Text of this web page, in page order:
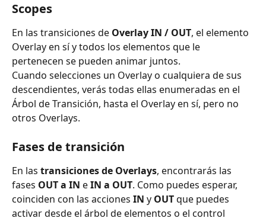
Scopes
En las transiciones de Overlay IN / OUT, el elemento
Overlay en sí y todos los elementos que le
pertenecen se pueden animar juntos.
Cuando selecciones un Overlay o cualquiera de sus
descendientes, verás todas ellas enumeradas en el
Árbol de Transición, hasta el Overlay en sí, pero no
otros Overlays.
Fases de transición
En las transiciones de Overlays, encontrarás las
fases OUT a IN e IN a OUT. Como puedes esperar,
coinciden con las acciones IN y OUT que puedes
activar desde el árbol de elementos o el control